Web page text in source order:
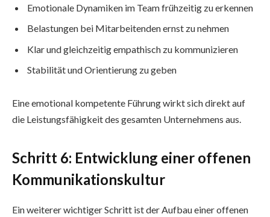
Emotionale Dynamiken im Team frühzeitig zu erkennen
Belastungen bei Mitarbeitenden ernst zu nehmen
Klar und gleichzeitig empathisch zu kommunizieren
Stabilität und Orientierung zu geben
Eine emotional kompetente Führung wirkt sich direkt auf
die Leistungsfähigkeit des gesamten Unternehmens aus.
Schritt 6: Entwicklung einer offenen
Kommunikationskultur
Ein weiterer wichtiger Schritt ist der Aufbau einer offenen